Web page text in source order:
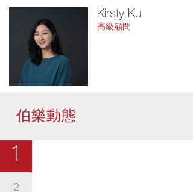
Kirsty Ku
高級顧問
伯樂動態
1
2